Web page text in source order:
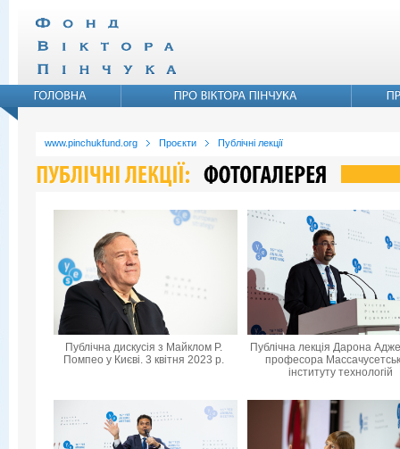
www.pinchukfund.org Проєкти Публічні лекції
Публічна дискусія з Майклом Р.
Помпео у Києві. 3 квітня 2023 р.
Публічна лекція Дарона
професора
інституту технологій